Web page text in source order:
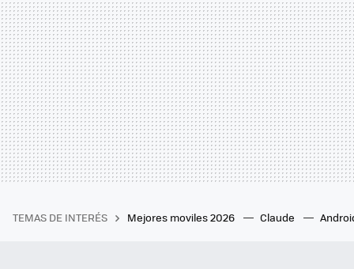
TEMAS DE INTERÉS Mejores moviles 2026 Claude